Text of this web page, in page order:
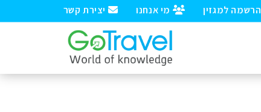
יצירת קשר מי אנחנו הרשמה למגזין